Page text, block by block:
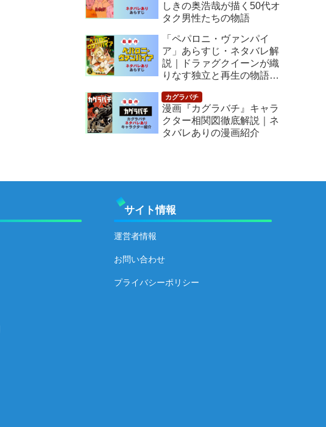
しきの奥浩哉が描く50代オ
タク男性たちの物語
「ペパロニ・ヴァンパイ
ア」あらすじ・ネタバレ解
説｜ドラァグクイーンが織
りなす独立と再生の物語
漫画『カグラバチ』キャラ
クター相関図徹底解説｜ネ
タバレありの漫画紹介
サイト情報
運営者情報
お問い合わせ
プライバシーポリシー